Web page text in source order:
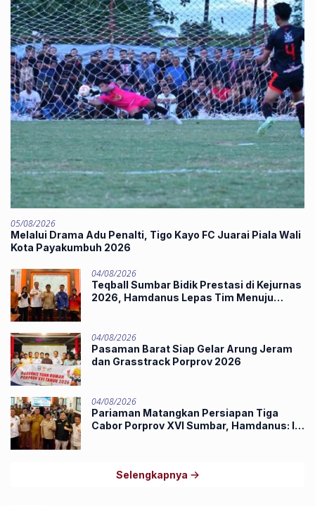
05/08/2026
Melalui Drama Adu Penalti, Tigo Kayo FC Juarai Piala Wali
Kota Payakumbuh 2026
04/08/2026
Teqball Sumbar Bidik Prestasi di Kejurnas
2026, Hamdanus Lepas Tim Menuju
04/08/2026
Pasaman Barat Siap Gelar Arung Jeram
dan Grasstrack Porprov 2026
04/08/2026
Pariaman Matangkan Persiapan Tiga
Cabor Porprov XVI Sumbar, Hamdanus: Ini
Selengkapnya